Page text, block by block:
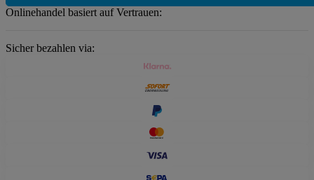
Onlinehandel basiert auf Vertrauen:
Sicher bezahlen via: